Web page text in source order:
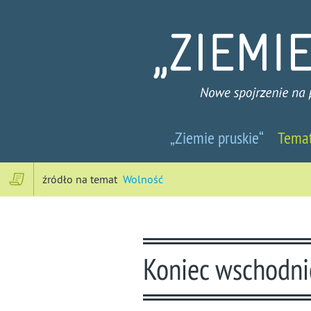
pruskie
-
spojrzenie
na
„Ziemie pruskie“
źródło na temat Wolność
Koniec